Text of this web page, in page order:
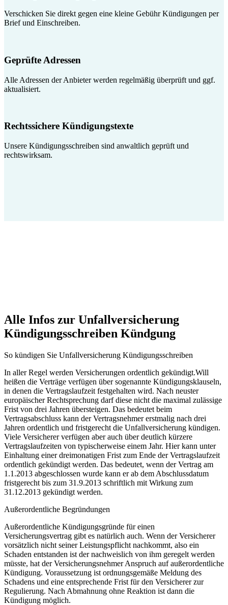
Verschicken Sie direkt gegen eine kleine Gebühr Kündigungen per
Brief und Einschreiben.
Geprüfte Adressen
Alle Adressen der Anbieter werden regelmäßig überprüft und ggf.
aktualisiert.
Rechtssichere Kündigungstexte
Unsere Kündigungsschreiben sind anwaltlich geprüft und
rechtswirksam.
Alle Infos zur Unfallversicherung
Kündigungsschreiben Kündgung
So kündigen Sie Unfallversicherung Kündigungsschreiben
In aller Regel werden Versicherungen ordentlich gekündigt.Will
heißen die Verträge verfügen über sogenannte Kündigungsklauseln,
in denen die Vertragslaufzeit festgehalten wird. Nach neuster
europäischer Rechtsprechung darf diese nicht die maximal zulässige
Frist von drei Jahren übersteigen. Das bedeutet beim
Vertragsabschluss kann der Vertragsnehmer erstmalig nach drei
Jahren ordentlich und fristgerecht die Unfallversicherung kündigen.
Viele Versicherer verfügen aber auch über deutlich kürzere
Vertragslaufzeiten von typischerweise einem Jahr. Hier kann unter
Einhaltung einer dreimonatigen Frist zum Ende der Vertragslaufzeit
ordentlich gekündigt werden. Das bedeutet, wenn der Vertrag am
1.1.2013 abgeschlossen wurde kann er ab dem Abschlussdatum
fristgerecht bis zum 31.9.2013 schriftlich mit Wirkung zum
31.12.2013 gekündigt werden.
Außerordentliche Begründungen
Außerordentliche Kündigungsgründe für einen
Versicherungsvertrag gibt es natürlich auch. Wenn der Versicherer
vorsätzlich nicht seiner Leistungspflicht nachkommt, also ein
Schaden entstanden ist der nachweislich von ihm geregelt werden
müsste, hat der Versicherungsnehmer Anspruch auf außerordentliche
Kündigung. Voraussetzung ist ordnungsgemäße Meldung des
Schadens und eine entsprechende Frist für den Versicherer zur
Regulierung. Nach Abmahnung ohne Reaktion ist dann die
Kündigung möglich.